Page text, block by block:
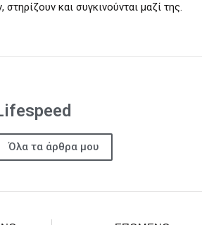
και συγκινούνται μαζί της.
Όλα τα άρθρα μου